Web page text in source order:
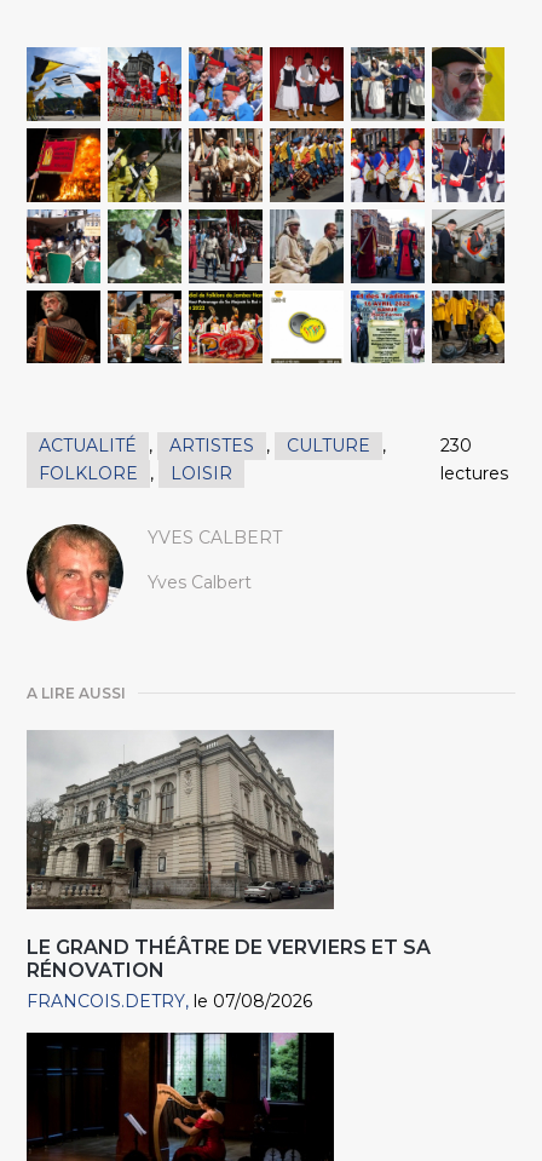
ACTUALITÉ , ARTISTES , CULTURE
,
FOLKLORE
, LOISIR
230
lectures
YVES CALBERT
Yves Calbert
A LIRE AUSSI
LE GRAND THÉÂTRE DE VERVIERS ET SA
RÉNOVATION
FRANCOIS.DETRY le 07/08/2026